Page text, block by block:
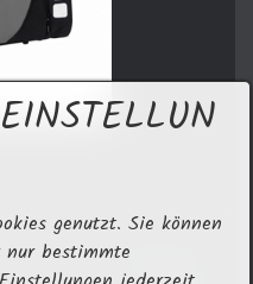
genutzt. Sie können
bestimmte